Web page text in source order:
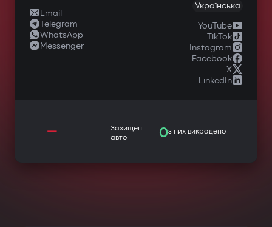
Email
Telegram
WhatsApp
Messenger
Українська
YouTube
TikTok
Instagram
Facebook
X
LinkedIn
—
Захищені
авто
0з них викрадено